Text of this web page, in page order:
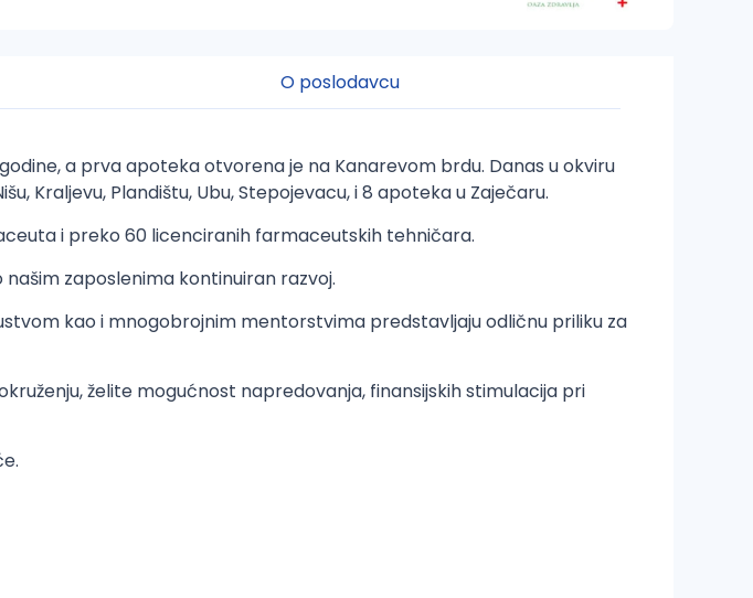
O poslodavcu
a prva apoteka otvorena je na Kanarevom brdu. Danas u okviru
Kraljevu, Plandištu, Ubu, Stepojevacu, i 8 apoteka u Zaječaru.
i preko 60 licenciranih farmaceutskih tehničara.
zaposlenima kontinuiran razvoj.
kao i mnogobrojnim mentorstvima predstavljaju odličnu priliku za
želite mogućnost napredovanja, finansijskih stimulacija pri